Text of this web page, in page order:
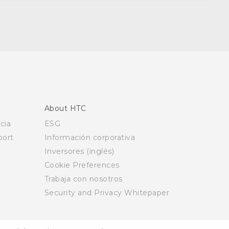
About HTC
ESG
Información corporativa
Inversores (inglés)
Cookie Preferences
Trabaja con nosotros
Security and Privacy Whitepaper